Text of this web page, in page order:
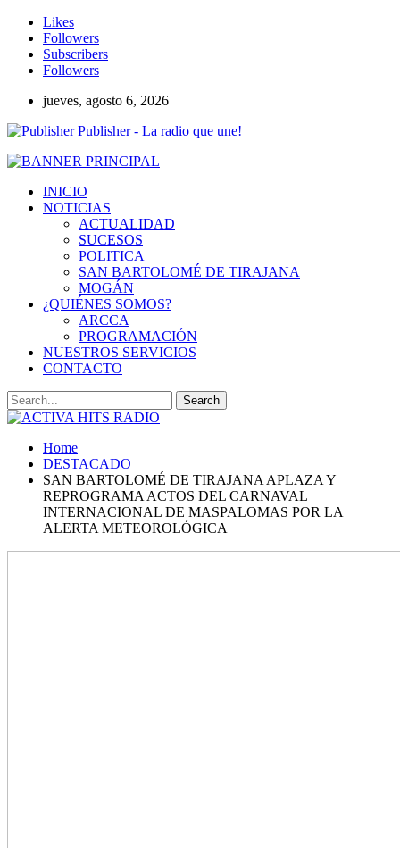
Likes
Followers
Subscribers
Followers
jueves, agosto 6, 2026
Publisher - La radio que une!
INICIO
NOTICIAS
ACTUALIDAD
SUCESOS
POLITICA
SAN BARTOLOMÉ DE TIRAJANA
MOGÁN
¿QUIÉNES SOMOS?
ARCCA
PROGRAMACIÓN
NUESTROS SERVICIOS
CONTACTO
Home
DESTACADO
SAN BARTOLOMÉ DE TIRAJANA APLAZA Y
REPROGRAMA ACTOS DEL CARNAVAL
INTERNACIONAL DE MASPALOMAS POR LA
ALERTA METEOROLÓGICA